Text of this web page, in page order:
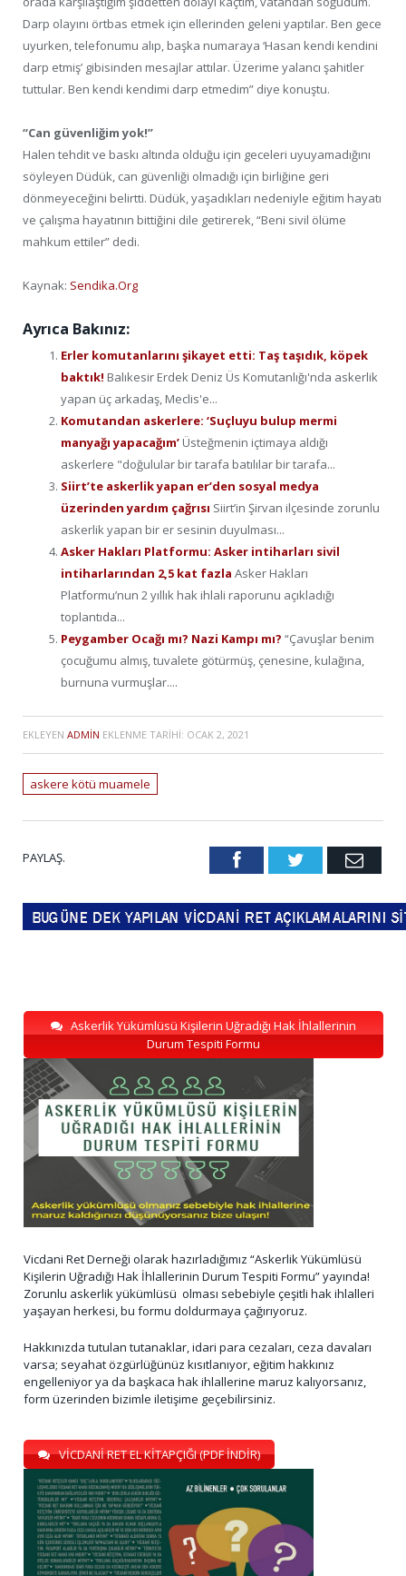
Darp olayını örtbas etmek için ellerinden geleni yaptılar. Ben gece
uyurken, telefonumu alıp, başka numaraya ‘Hasan kendi kendini
darp etmiş’ gibisinden mesajlar attılar. Üzerime yalancı şahitler
tuttular. Ben kendi kendimi darp etmedim” diye konuştu.
“Can güvenliğim yok!”
Halen tehdit ve baskı altında olduğu için geceleri uyuyamadığını
söyleyen Düdük, can güvenliği olmadığı için birliğine geri
dönmeyeceğini belirtti. Düdük, yaşadıkları nedeniyle eğitim hayatı
ve çalışma hayatının bittiğini dile getirerek, “Beni sivil ölüme
mahkum ettiler” dedi.
Kaynak: Sendika.Org
Ayrıca Bakınız:
Erler komutanlarını şikayet etti: Taş taşıdık, köpek
baktık! Balıkesir Erdek Deniz Üs Komutanlığı'nda askerlik
yapan üç arkadaş, Meclis'e...
Komutandan askerlere: ‘Suçluyu bulup mermi
manyağı yapacağım’ Üsteğmenin içtimaya aldığı
askerlere "doğulular bir tarafa batılılar bir tarafa...
Siirt’te askerlik yapan er’den sosyal medya
üzerinden yardım çağrısı Siirt’in Şirvan ilçesinde zorunlu
askerlik yapan bir er sesinin duyulması...
Asker Hakları Platformu: Asker intiharları sivil
intiharlarından 2,5 kat fazla Asker Hakları
Platformu’nun 2 yıllık hak ihlali raporunu açıkladığı
toplantıda...
Peygamber Ocağı mı? Nazi Kampı mı? “Çavuşlar benim
çocuğumu almış, tuvalete götürmüş, çenesine, kulağına,
burnuna vurmuşlar....
EKLEYEN ADMIN EKLENME TARIHI: OCAK 2, 2021
askere kötü muamele
PAYLAŞ. FacebookTwitter Email
Askerlik Yükümlüsü Kişilerin Uğradığı Hak İhlallerinin
Durum Tespiti Formu
Vicdani Ret Derneği olarak hazırladığımız “Askerlik Yükümlüsü
Kişilerin Uğradığı Hak İhlallerinin Durum Tespiti Formu” yayında!
Zorunlu askerlik yükümlüsü olması sebebiyle çeşitli hak ihlalleri
yaşayan herkesi, bu formu doldurmaya çağırıyoruz.
Hakkınızda tutulan tutanaklar, idari para cezaları, ceza davaları
varsa; seyahat özgürlüğünüz kısıtlanıyor, eğitim hakkınız
engelleniyor ya da başkaca hak ihlallerine maruz kalıyorsanız,
form üzerinden bizimle iletişime geçebilirsiniz.
VİCDANİ RET EL KİTAPÇIĞI (PDF İNDİR)